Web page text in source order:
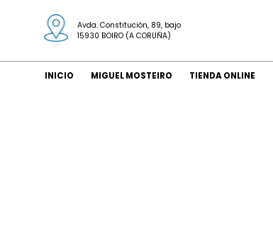
Avda. Constitución, 89, bajo
15930 BOIRO (A CORUÑA)
INICIO MIGUEL MOSTEIRO TIENDA ONLINE